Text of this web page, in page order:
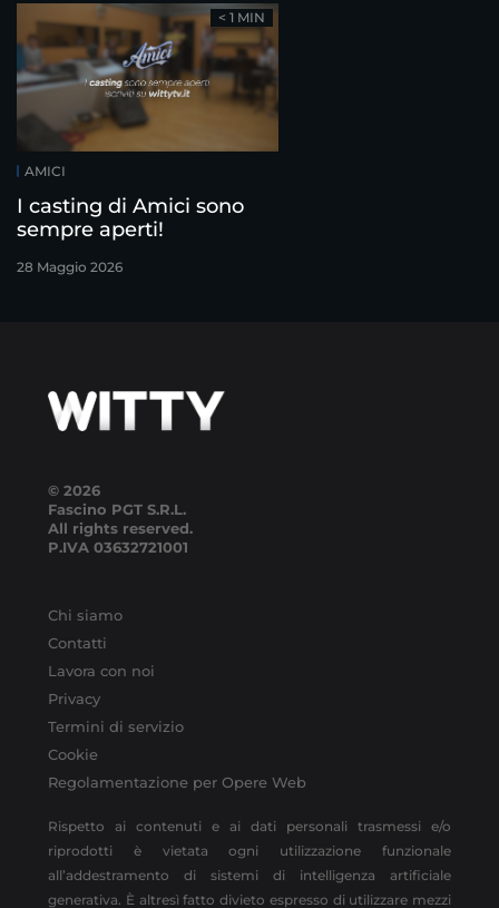
AMICI
I casting di Amici sono
sempre aperti!
28 Maggio 2026
< 1 MIN
© 2026
Fascino PGT S.R.L.
All rights reserved.
P.IVA 03632721001
Chi siamo
Contatti
Lavora con noi
Privacy
Termini di servizio
Cookie
Regolamentazione per Opere Web
Rispetto ai contenuti e ai dati personali trasmessi e/o
riprodotti è vietata ogni utilizzazione funzionale
all’addestramento di sistemi di intelligenza artificiale
generativa. È altresì fatto divieto espresso di utilizzare mezzi